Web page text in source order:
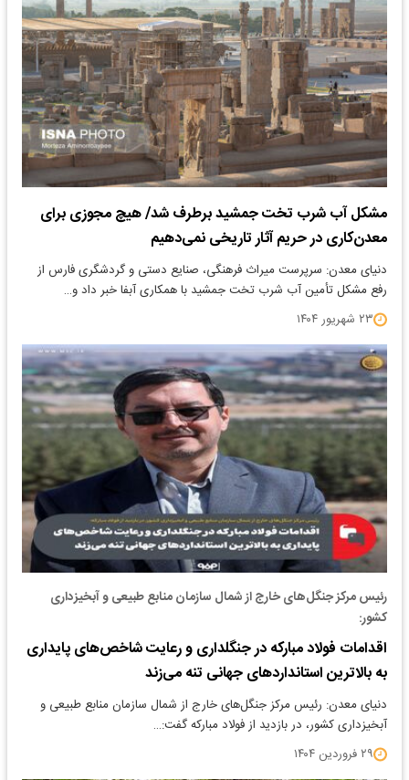
مشکل آب شرب تخت جمشید برطرف شد/ هیچ مجوزی برای
معدن‌کاری در حریم آثار تاریخی نمی‌دهیم
دنیای معدن: سرپرست میراث فرهنگی، صنایع دستی و گردشگری فارس از
رفع مشکل تأمین آب شرب تخت جمشید با همکاری آبفا خبر داد و…
۲۳ شهریور ۱۴۰۴
رئیس مرکز جنگل‌های خارج از شمال سازمان منابع طبیعی و آبخیزداری
کشور:
اقدامات فولاد مبارکه در جنگلداری و رعایت شاخص‌های پایداری
به بالاترین استانداردهای جهانی تنه می‌زند
دنیای معدن: رئیس مرکز جنگل‌های خارج از شمال سازمان منابع طبیعی و
آبخیزداری کشور، در بازدید از فولاد مبارکه گفت:…
۲۹ فروردین ۱۴۰۴